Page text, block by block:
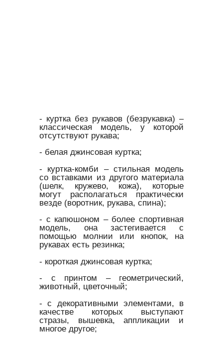
- куртка без рукавов (безрукавка) –
классическая модель, у которой
отсутствуют рукава;
- белая джинсовая куртка;
- куртка-комби – стильная модель
со вставками из другого материала
(шелк, кружево, кожа), которые
могут располагаться практически
везде (воротник, рукава, спина);
- с капюшоном – более спортивная
модель, она застегивается с
помощью молнии или кнопок, на
рукавах есть резинка;
- короткая джинсовая куртка;
- с принтом – геометрический,
животный, цветочный;
- с декоративными элементами, в
качестве которых выступают
стразы, вышевка, аппликации и
многое другое;